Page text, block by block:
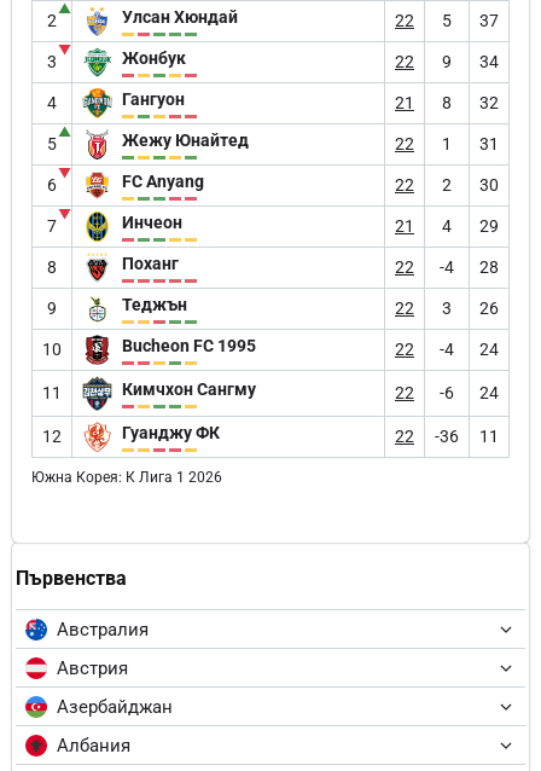
Първенства
Австралия
Австрия
Азербайджан
Албания
2
▲ Улсан Хюндай 22 5 37
3
▼ Жонбук 22 9 34
4 Гангуон 21 8 32
5
▲ Жежу Юнайтед 22 1 31
6
▼ FC Anyang 22 2 30
7
▼ Инчеон 21 4 29
8 Поханг 22 -4 28
9 Теджън 22 3 26
10 Bucheon FC 1995 22 -4 24
11 Кимчхон Сангму 22 -6 24
12 Гуанджу ФК 22 -36 11
Южна Корея: К Лига 1 2026